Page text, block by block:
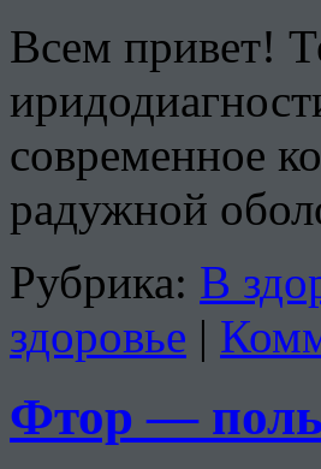
Всем привет!
современное
радужной
Рубрика: В
здоровье |
Фтор —